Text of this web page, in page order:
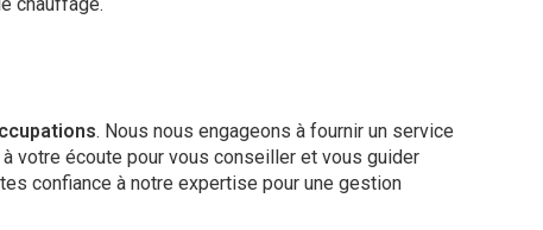
. Nous nous engageons à fournir un service
votre écoute pour vous conseiller et vous guider
confiance à notre expertise pour une gestion